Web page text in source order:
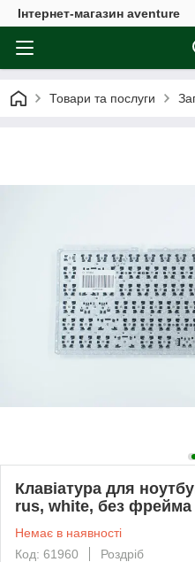
Інтернет-магазин aventure
Товари та послуги
Клавіатура для
rus, white, без фрейма
Немає в наявності
Код: 61960
Роздріб